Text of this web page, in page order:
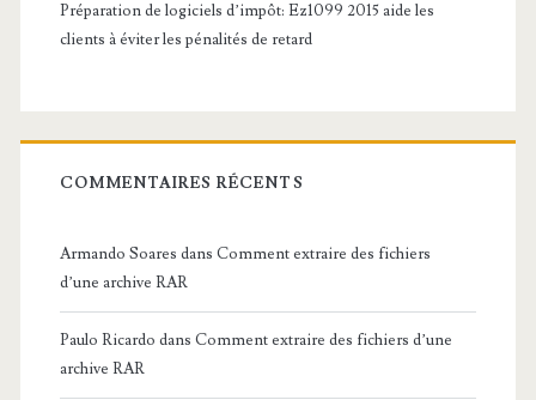
Préparation de logiciels d’impôt: Ez1099 2015 aide les
clients à éviter les pénalités de retard
COMMENTAIRES RÉCENTS
Armando Soares dans Comment extraire des fichiers
d’une archive RAR
Paulo Ricardo dans Comment extraire des fichiers d’une
archive RAR